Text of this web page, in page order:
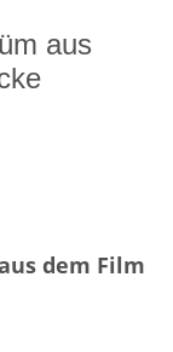
aus
dem Film